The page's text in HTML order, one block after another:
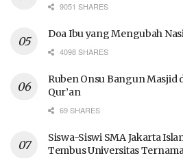
9051 SHARES
Doa Ibu yang Mengubah
4098 SHARES
Ruben Onsu Bangun Masjid
Qur’an
69 SHARES
Siswa-Siswi SMA Jakarta
Tembus Universitas